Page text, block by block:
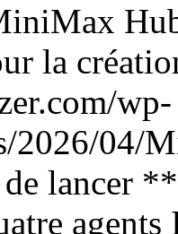
la
wp-
2026/
lancer